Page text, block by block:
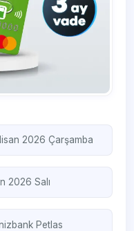
2026 Çarşamba
2026 Salı
Petlas